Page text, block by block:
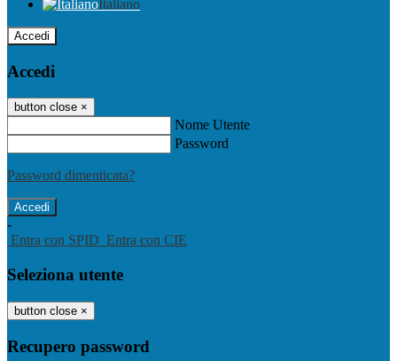
Italiano
Accedi
Accedi
button close ×
Nome Utente
Password
Password dimenticata?
-
Entra con SPID Entra con CIE
Seleziona utente
button close ×
Recupero password